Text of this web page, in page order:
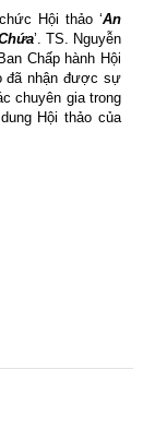
Hội thảo ‘An
’. TS. Nguyễn
Chấp hành Hội
đã nhận được sự
chuyên gia trong
Hội thảo của